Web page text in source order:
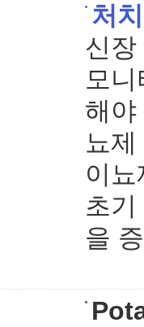
처치
신장
모
해야
뇨
이
초
을